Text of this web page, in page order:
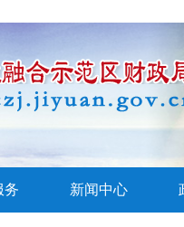
务 新闻中心